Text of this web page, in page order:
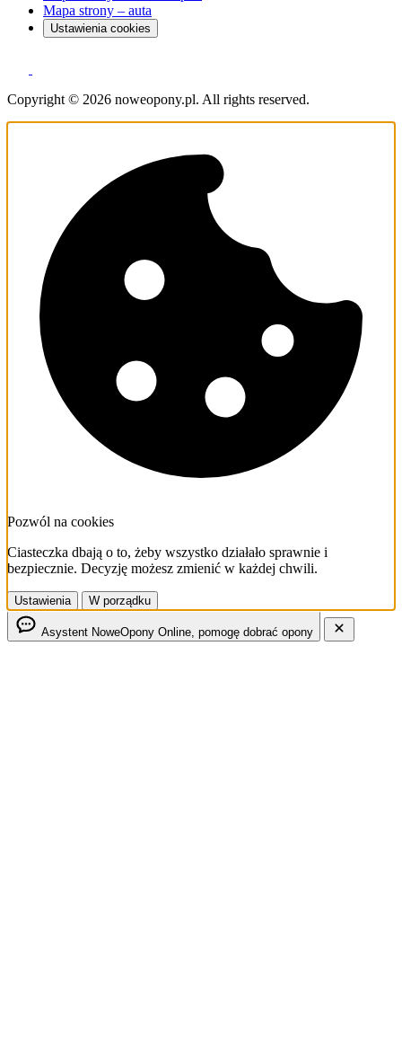
Mapa strony – auta
Ustawienia cookies
Copyright © 2026 noweopony.pl. All rights reserved.
Pozwól na cookies
Ciasteczka dbają o to, żeby wszystko działało sprawnie i
bezpiecznie. Decyzję możesz zmienić w każdej chwili.
Ustawienia W porządku
Asystent NoweOpony Online, pomogę dobrać opony